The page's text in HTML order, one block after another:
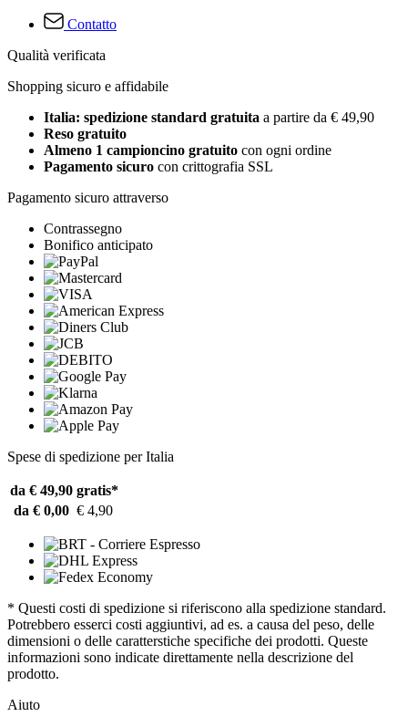
Contatto
Qualità verificata
Shopping sicuro e affidabile
Italia: spedizione standard gratuita a partire da € 49,90
Reso gratuito
Almeno 1 campioncino gratuito con ogni ordine
Pagamento sicuro con crittografia SSL
Pagamento sicuro attraverso
Contrassegno
Bonifico anticipato
Spese di spedizione per Italia
da € 49,90 gratis*
da € 0,00 € 4,90
* Questi costi di spedizione si riferiscono alla spedizione standard.
Potrebbero esserci costi aggiuntivi, ad es. a causa del peso, delle
dimensioni o delle caratterstiche specifiche dei prodotti. Queste
informazioni sono indicate direttamente nella descrizione del
prodotto.
Aiuto